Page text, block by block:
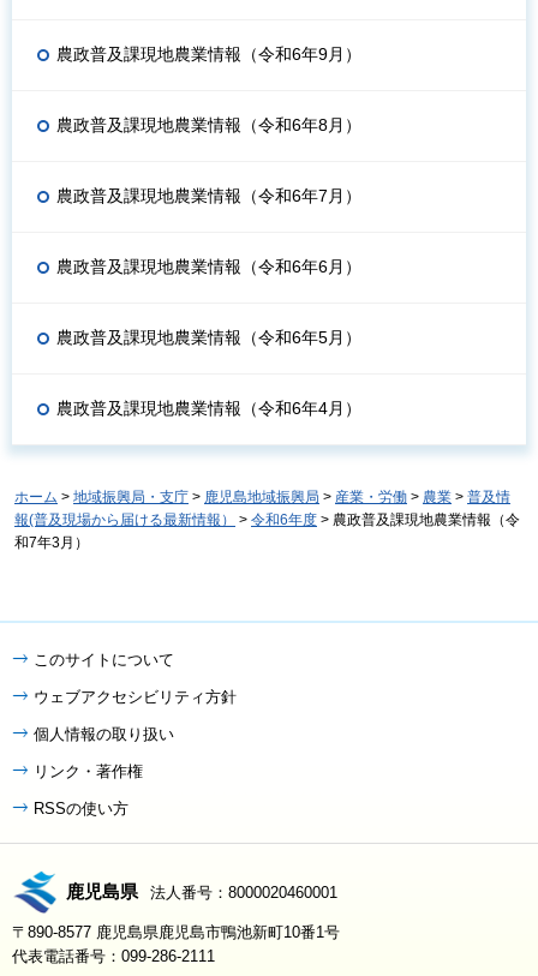
農政普及課現地農業情報（令和6年9月）
農政普及課現地農業情報（令和6年8月）
農政普及課現地農業情報（令和6年7月）
農政普及課現地農業情報（令和6年6月）
農政普及課現地農業情報（令和6年5月）
農政普及課現地農業情報（令和6年4月）
ホーム > 地域振興局・支庁 > 鹿児島地域振興局 > 産業・労働 > 農業 > 普及情
報(普及現場から届ける最新情報）
> 令和6年度 > 農政普及課現地農業情報（令
和7年3月）
このサイトについて
ウェブアクセシビリティ方針
個人情報の取り扱い
リンク・著作権
RSSの使い方
鹿児島県 法人番号：8000020460001
〒890-8577 鹿児島県鹿児島市鴨池新町10番1号
代表電話番号：099-286-2111